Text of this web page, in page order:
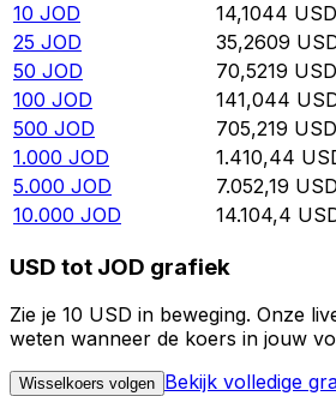
10 JOD 14,1044 USD
25 JOD 35,2609
50 JOD 70,5219 USD
100 JOD 141,044
500 JOD 705,219 USD
1.000 JOD 1.410,44
5.000 JOD 7.052,19 USD
10.000 JOD 14.104,4
USD tot JOD grafiek
Zie je 10 USD in beweging. Onze
weten wanneer de koers in jouw
Wisselkoers volgen Bekijk volledige